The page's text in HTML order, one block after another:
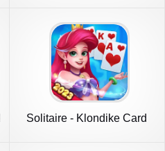
Solitaire - Klondike Card